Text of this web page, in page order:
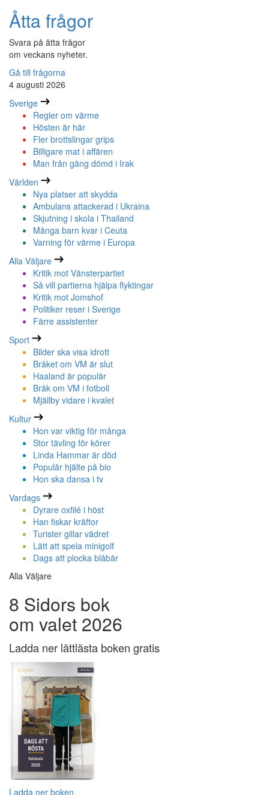
Åtta frågor
Svara på åtta frågor
om veckans nyheter.
Gå till frågorna
4 augusti 2026
Sverige
Regler om värme
Hösten är här
Fler brottslingar grips
Billigare mat i affären
Man från gäng dömd i Irak
Världen
Nya platser att skydda
Ambulans attackerad i Ukraina
Skjutning i skola i Thailand
Många barn kvar i Ceuta
Varning för värme i Europa
Alla Väljare
Kritik mot Vänsterpartiet
Så vill partierna hjälpa flyktingar
Kritik mot Jomshof
Politiker reser i Sverige
Färre assistenter
Sport
Bilder ska visa idrott
Bråket om VM är slut
Haaland är populär
Bråk om VM i fotboll
Mjällby vidare i kvalet
Kultur
Hon var viktig för många
Stor tävling för körer
Linda Hammar är död
Populär hjälte på bio
Hon ska dansa i tv
Vardags
Dyrare oxfilé i höst
Han fiskar kräftor
Turister gillar vädret
Lätt att spela minigolf
Dags att plocka blåbär
Alla Väljare
8 Sidors bok
om valet 2026
Ladda ner lättlästa boken gratis
Ladda ner boken